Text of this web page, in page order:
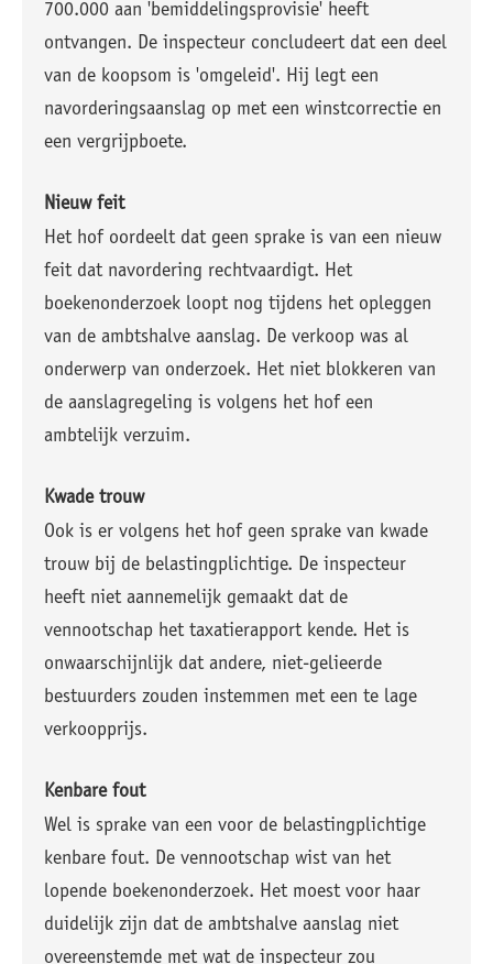
700.000 aan 'bemiddelingsprovisie' heeft
ontvangen. De inspecteur concludeert dat een deel
van de koopsom is 'omgeleid'. Hij legt een
navorderingsaanslag op met een winstcorrectie en
een vergrijpboete.
Nieuw feit
Het hof oordeelt dat geen sprake is van een nieuw
feit dat navordering rechtvaardigt. Het
boekenonderzoek loopt nog tijdens het opleggen
van de ambtshalve aanslag. De verkoop was al
onderwerp van onderzoek. Het niet blokkeren van
de aanslagregeling is volgens het hof een
ambtelijk verzuim.
Kwade trouw
Ook is er volgens het hof geen sprake van kwade
trouw bij de belastingplichtige. De inspecteur
heeft niet aannemelijk gemaakt dat de
vennootschap het taxatierapport kende. Het is
onwaarschijnlijk dat andere, niet-gelieerde
bestuurders zouden instemmen met een te lage
verkoopprijs.
Kenbare fout
Wel is sprake van een voor de belastingplichtige
kenbare fout. De vennootschap wist van het
lopende boekenonderzoek. Het moest voor haar
duidelijk zijn dat de ambtshalve aanslag niet
overeenstemde met wat de inspecteur zou